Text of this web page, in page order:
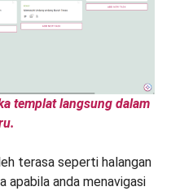
templat langsung dalam
terasa seperti halangan
apabila anda menavigasi